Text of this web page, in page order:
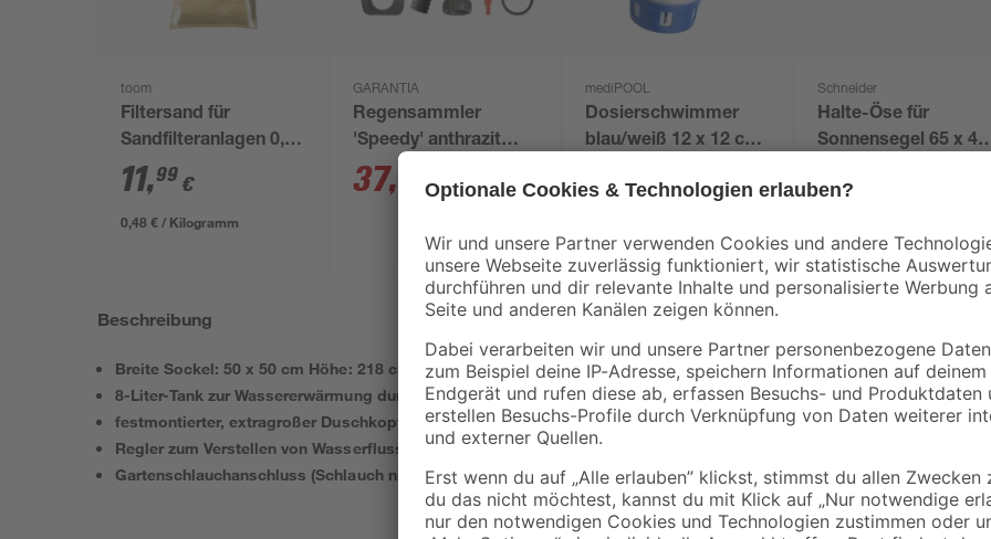
toom
Filtersand für
Sandfilteranlagen 0,7-
1,2 mm 25 kg
11,99 €
0,48 € / Kilogramm
GARANTIA
Regensammler
'Speedy' anthrazit
inkl. Zubehör
37, €
mediPOOL
Dosierschwimmer
blau/weiß 12 x 12 cm,
6, €
Schneider
Halte-Öse für
Sonnensegel 65 x 40
7,
Beschreibung
Breite Sockel: 50 x 50 cm Höhe: 218 cm
8-Liter-Tank zur Wassererwärmung durch die Sonne
festmontierter, extragroßer Duschkopf
Regler zum Verstellen von Wasserfluss und Temperatur
Gartenschlauchanschluss (Schlauch nicht enthalten)
Bereichere deinen Outdoor-
- die clevere Wahl für eine
Litern Fassungsvermögen nutzt
warmes Duscherlebnis.
salzigem Meerwasser bleibt die
widerstandsfähig. Ihre robuste
großer Duschkopf verleiht
Höhe von 218 cm und die